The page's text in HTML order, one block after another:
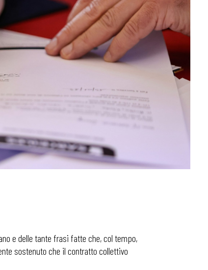
e delle tante frasi fatte che, col tempo,
sostenuto che il contratto collettivo